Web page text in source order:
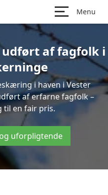
Menu
af fagfolk i
i haven i Vester
af erfarne fagfolk –
til en fair pris.
uforpligtende